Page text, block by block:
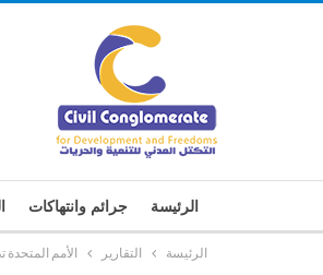
الرئيسة جرائم وانتهاكات
الرئيسة التقارير الأمم